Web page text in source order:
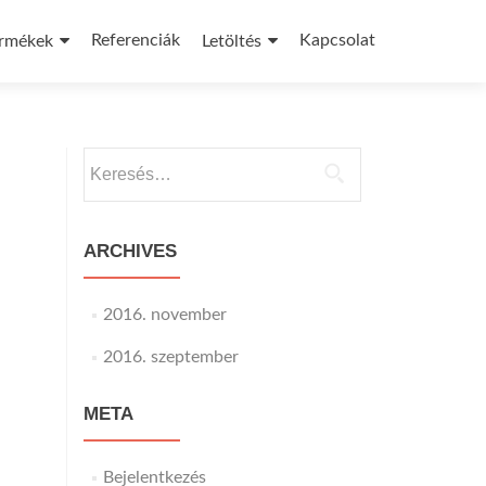
Referenciák Letöltés Kapcsolat
ARCHIVES
2016. november
2016. szeptember
META
Bejelentkezés